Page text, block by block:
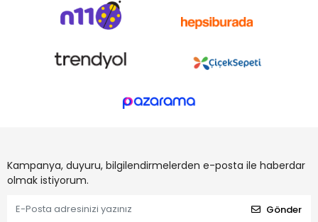
Kampanya, duyuru, bilgilendirmelerden e-posta ile haberdar
olmak istiyorum.
Gönder